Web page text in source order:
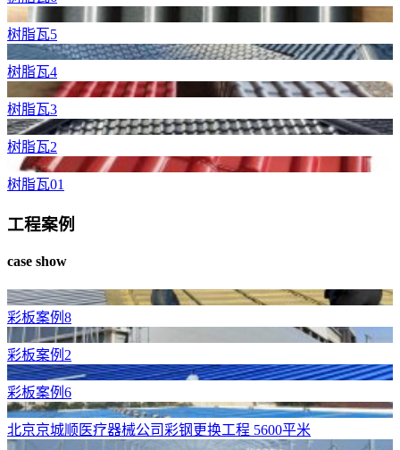
树脂瓦5
树脂瓦4
树脂瓦3
树脂瓦2
树脂瓦01
工程案例
case show
彩板案例8
彩板案例2
彩板案例6
北京京城顺医疗器械公司彩钢更换工程 5600平米